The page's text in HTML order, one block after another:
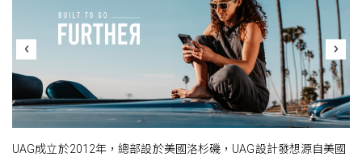
UAG成立於2012年，總部設於美國洛杉磯，UAG設計發想源自美國